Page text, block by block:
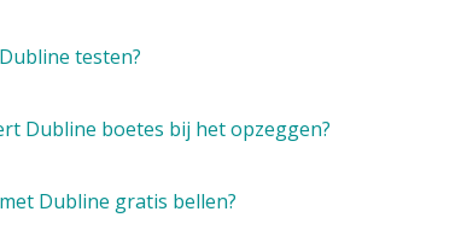
testen?
Dubline boetes bij het opzeggen?
Dubline gratis bellen?